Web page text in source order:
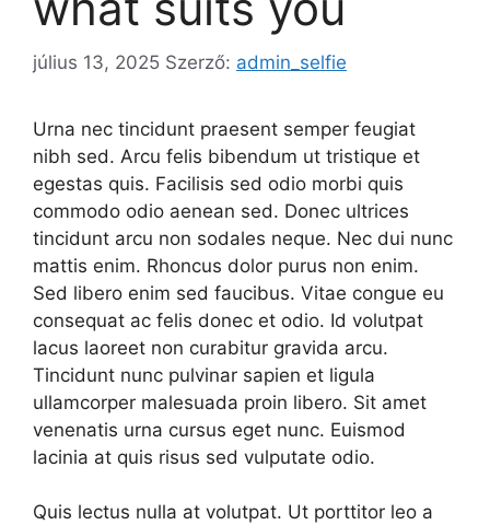
július 13, 2025 Szerző: admin_selfie
Urna nec tincidunt praesent semper feugiat
nibh sed. Arcu felis bibendum ut tristique et
egestas quis. Facilisis sed odio morbi quis
commodo odio aenean sed. Donec ultrices
tincidunt arcu non sodales neque. Nec dui nunc
mattis enim. Rhoncus dolor purus non enim.
Sed libero enim sed faucibus. Vitae congue eu
consequat ac felis donec et odio. Id volutpat
lacus laoreet non curabitur gravida arcu.
Tincidunt nunc pulvinar sapien et ligula
ullamcorper malesuada proin libero. Sit amet
venenatis urna cursus eget nunc. Euismod
lacinia at quis risus sed vulputate odio.
Quis lectus nulla at volutpat. Ut porttitor leo a